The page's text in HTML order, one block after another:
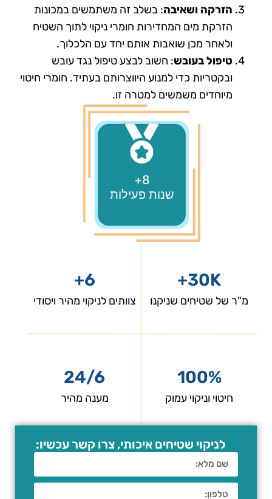
הזרקה ושאיבה: בשלב זה משתמשים במכונות
הזרקת מים המחדירות חומרי ניקוי לתוך השטיח
ולאחר מכן שואבות אותם יחד עם הלכלוך.
טיפול בעובש: חשוב לבצע טיפול נגד עובש
ובקטריות כדי למנוע היווצרותם בעתיד. חומרי חיטוי
מיוחדים משמשים למטרה זו.
8+
שנות פעילות
30K+
מ"ר של שטיחים שניקנו
6+
צוותים לניקוי מהיר ויסודי
100%
חיטוי וניקוי עמוק
24/6
מענה מהיר
לניקוי שטיחים איכותי, צרו קשר עכשיו:​